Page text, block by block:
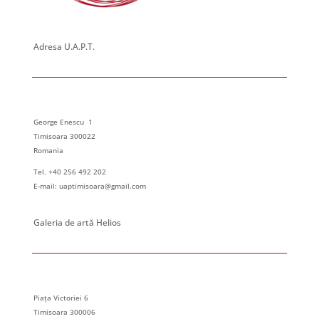
Adresa U.A.P.T.
George Enescu 1
Timisoara 300022
Romania
Tel. +40 256 492 202
E-mail: uaptimisoara@gmail.com
Galeria de artă Helios
Piața Victoriei 6
Timisoara 300006